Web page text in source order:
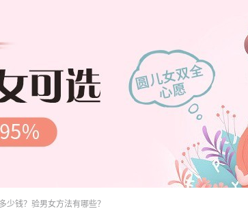
少钱？验男女方法有哪些？